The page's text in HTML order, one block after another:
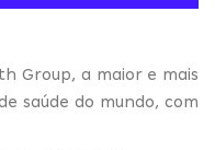
Group, a maior e mais
saúde do mundo, com